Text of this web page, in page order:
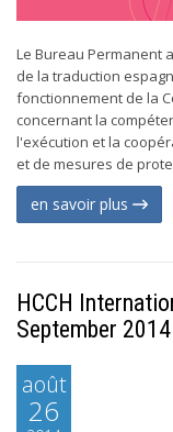
Le Bureau Permanent
de la traduction
fonctionnement de la
concernant la
l'exécution et la
et de mesures de
en savoir plus
HCCH
September 2014
août
26